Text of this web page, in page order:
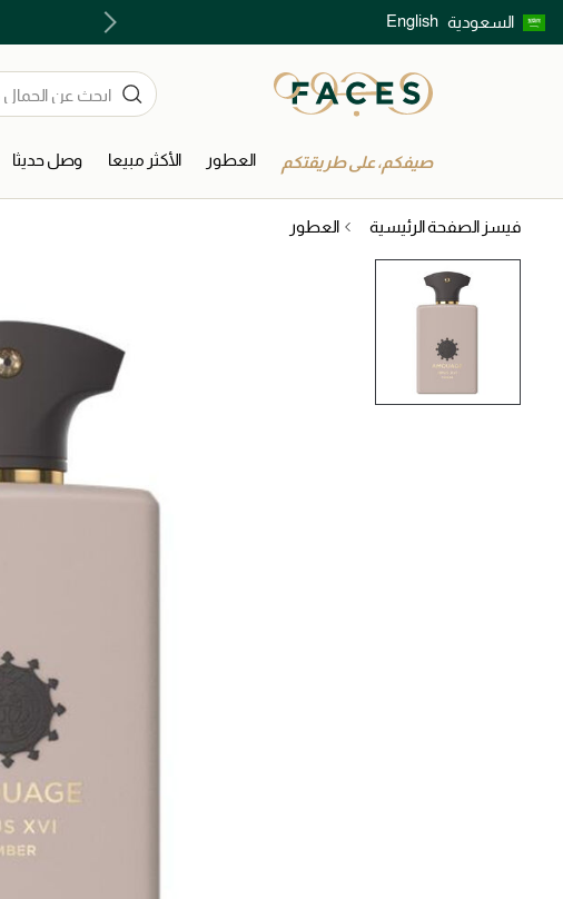
السعودية English
اكتشفوا خدمات الجمال المختارة بعناية
صيفكم، على طريقتكم العطور الأكثر مبيعا وصل حديثا
فيسز الصفحة الرئيسية العطور